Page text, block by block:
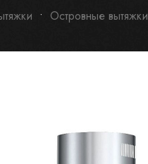
Островные вытяжки